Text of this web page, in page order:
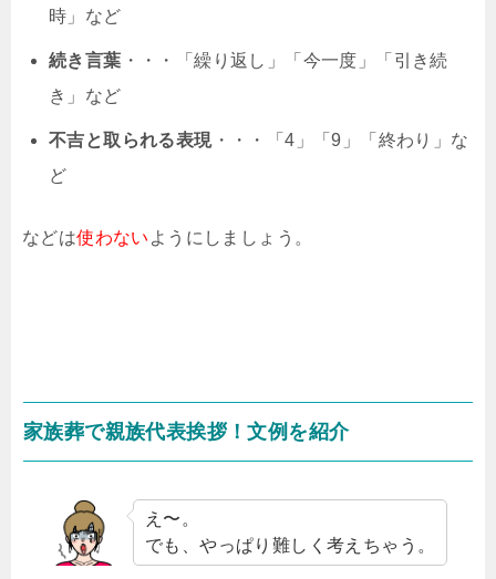
時」など
続き言葉 ・・・「繰り返し」「今一度」「引き続
き」など
不吉と取られる表現・・・「4」「9」「終わり」な
ど
などは使わない ようにしましょう。
家族葬で親族代表挨拶！文例を紹介
え〜。
でも、やっぱり難しく考えちゃう。